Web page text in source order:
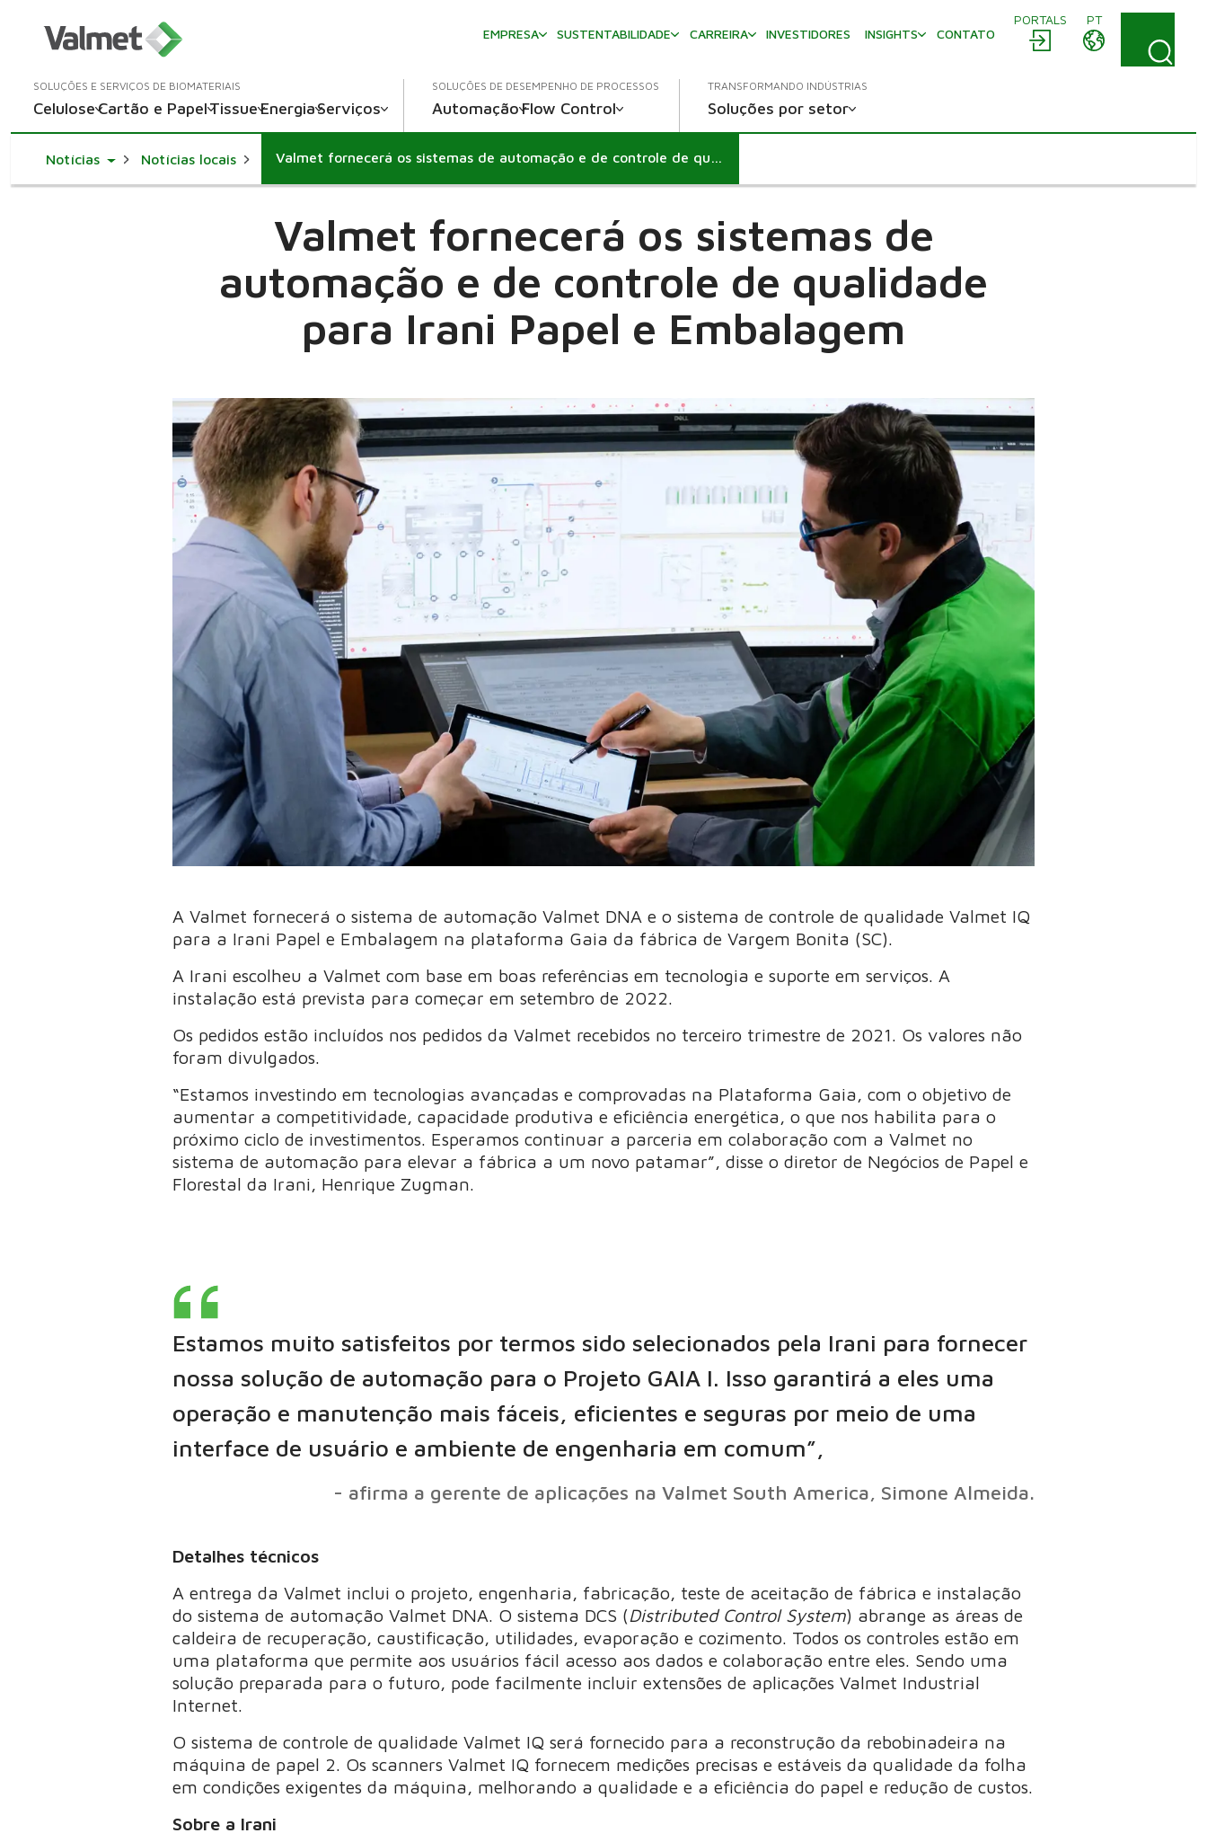
PORTALS
PT
EMPRESA
SUSTENTABILIDADE CARREIRA INVESTIDORES INSIGHTS CONTATO
SOLUÇÕES E SERVIÇOS DE BIOMATERIAIS
CeluloseCartão e PapelTissueEnergiaServiços
SOLUÇÕES DE DESEMPENHO DE PROCESSOS
AutomaçãoFlow Control
TRANSFORMANDO INDÚSTRIAS
Soluções por setor
NotíciasToggle Dropdown
Notícias locais Valmet fornecerá os sistemas de automação e de controle de qualidade para Irani Papel e Embalagem
Valmet fornecerá os sistemas de
automação e de controle de qualidade
para Irani Papel e Embalagem
A Valmet fornecerá o sistema de automação Valmet DNA e o sistema de controle de qualidade Valmet IQ
para a Irani Papel e Embalagem na plataforma Gaia da fábrica de Vargem Bonita (SC).
A Irani escolheu a Valmet com base em boas referências em tecnologia e suporte em serviços. A
instalação está prevista para começar em setembro de 2022.
Os pedidos estão incluídos nos pedidos da Valmet recebidos no terceiro trimestre de 2021. Os valores não
foram divulgados.
“Estamos investindo em tecnologias avançadas e comprovadas na Plataforma Gaia, com o objetivo de
aumentar a competitividade, capacidade produtiva e eficiência energética, o que nos habilita para o
próximo ciclo de investimentos. Esperamos continuar a parceria em colaboração com a Valmet no
sistema de automação para elevar a fábrica a um novo patamar”, disse o diretor de Negócios de Papel e
Florestal da Irani, Henrique Zugman.
Estamos muito satisfeitos por termos sido selecionados pela Irani para fornecer
nossa solução de automação para o Projeto GAIA I. Isso garantirá a eles uma
operação e manutenção mais fáceis, eficientes e seguras por meio de uma
interface de usuário e ambiente de engenharia em comum”,
- afirma a gerente de aplicações na Valmet South America, Simone Almeida.
Detalhes técnicos
A entrega da Valmet inclui o projeto, engenharia, fabricação, teste de aceitação de fábrica e instalação
do sistema de automação Valmet DNA. O sistema DCS (Distributed Control System) abrange as áreas de
caldeira de recuperação, caustificação, utilidades, evaporação e cozimento. Todos os controles estão em
uma plataforma que permite aos usuários fácil acesso aos dados e colaboração entre eles. Sendo uma
solução preparada para o futuro, pode facilmente incluir extensões de aplicações Valmet Industrial
Internet.
O sistema de controle de qualidade Valmet IQ será fornecido para a reconstrução da rebobinadeira na
máquina de papel 2. Os scanners Valmet IQ fornecem medições precisas e estáveis ​​da qualidade da folha
em condições exigentes da máquina, melhorando a qualidade e a eficiência do papel e redução de custos.
Sobre a Irani